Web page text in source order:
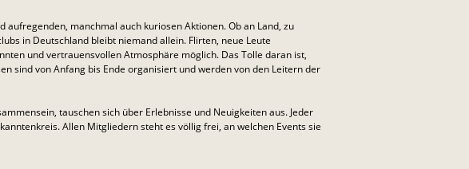
manchmal auch kuriosen Aktionen. Ob an Land, zu
in Deutschland bleibt niemand allein. Flirten, neue Leute
und vertrauensvollen Atmosphäre möglich. Das Tolle daran ist,
sind von Anfang bis Ende organisiert und werden von den Leitern der
tauschen sich über Erlebnisse und Neuigkeiten aus. Jeder
Allen Mitgliedern steht es völlig frei, an welchen Events sie